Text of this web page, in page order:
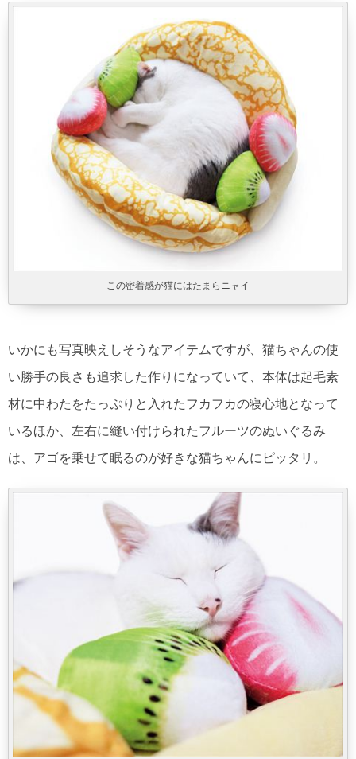
この密着感が猫にはたまらニャイ
いかにも写真映えしそうなアイテムですが、猫ちゃんの使
い勝手の良さも追求した作りになっていて、本体は起毛素
材に中わたをたっぷりと入れたフカフカの寝心地となって
いるほか、左右に縫い付けられたフルーツのぬいぐるみ
は、アゴを乗せて眠るのが好きな猫ちゃんにピッタリ。